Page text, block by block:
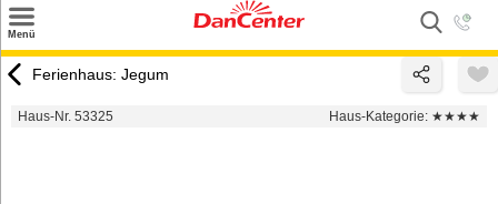
Menü
Urlaubsziele
Ferienhaus: Jegum
Haus-Nr. 53325 Haus-Kategorie: ★★★★